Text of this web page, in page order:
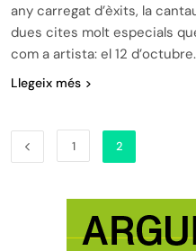
any carregat d’èxits, la
dues cites molt especials
com a artista: el 12
Llegeix més
1 2